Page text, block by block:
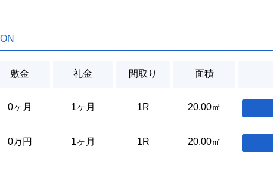
敷金 礼金 間取り 面積
0ヶ月 1ヶ月 1R 20.00㎡
0万円 1ヶ月 1R 20.00㎡